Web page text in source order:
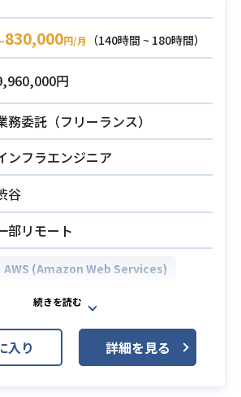
定型作業
応
運用設計、改善業務
Zabbixサーバの設計構築経験、Li
サーバの設計構築経験
830,000円/月
（140時間 ~ 180時間）
円
務委託（フリーランス）
ンフラエンジニア
谷
部リモート
AWS (Amazon Web Services)
Linux
Windows
Zabbix
保システムのインフラ運用保守
入り 詳細を見る